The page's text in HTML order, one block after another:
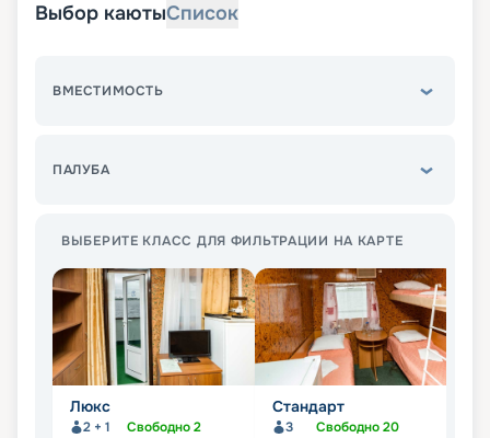
Выбор каютыСписок
ВМЕСТИМОСТЬ
ПАЛУБА
ВЫБЕРИТЕ КЛАСС ДЛЯ ФИЛЬТРАЦИИ НА КАРТЕ
Люкс
2 + 1 Свободно2
Стандарт
3 Свободно20